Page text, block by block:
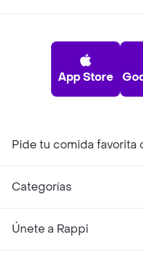
App Store
Pide tu comida favorita
Categorías
Únete a Rappi